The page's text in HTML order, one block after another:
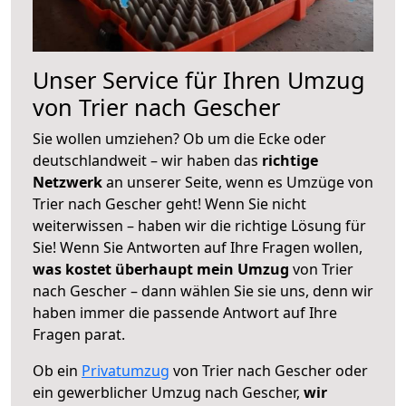
Unser Service für Ihren Umzug
von Trier nach Gescher
Sie wollen umziehen? Ob um die Ecke oder
deutschlandweit – wir haben das richtige
Netzwerkan unserer Seite, wenn es Umzüge von
Trier nach Gescher geht! Wenn Sie nicht
weiterwissen – haben wir die richtige Lösung für
Sie! Wenn Sie Antworten auf Ihre Fragen wollen,
was kostet überhaupt mein Umzug von Trier
nach Gescher – dann wählen Sie sie uns, denn wir
haben immer die passende Antwort auf Ihre
Fragen parat.
Ob ein Privatumzug von Trier nach Gescher oder
ein gewerblicher Umzug nach Gescher, wir